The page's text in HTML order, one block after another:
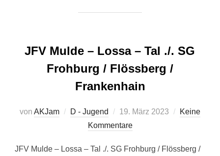
JFV Mulde – Lossa – Tal ./. SG
Frohburg / Flössberg /
Frankenhain
von AKJam D - Jugend
Veröffentlicht
am
19. März 2023
Keine
Kommentare
JFV Mulde – Lossa – Tal ./. SG Frohburg / Flössberg /